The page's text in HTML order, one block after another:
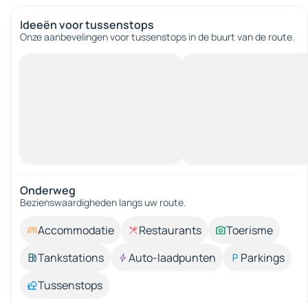
Ideeën voor tussenstops
Onze aanbevelingen voor tussenstops in de buurt van de route.
Onderweg
Bezienswaardigheden langs uw route.
Accommodatie Restaurants
Toerisme
Tankstations
Auto-laadpunten
Parkings
Tussenstops